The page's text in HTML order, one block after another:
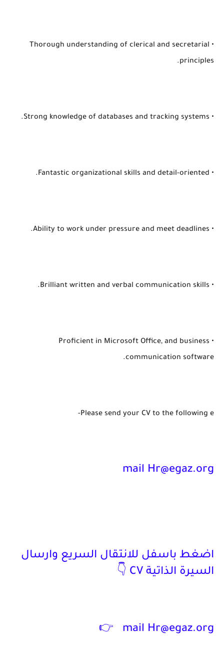
• Thorough understanding of clerical and secretarial
principles.
• Strong knowledge of databases and tracking systems.
• Fantastic organizational skills and detail-oriented.
• Ability to work under pressure and meet deadlines.
• Brilliant written and verbal communication skills.
• Proficient in Microsoft Office, and business
communication software.
Please send your CV to the following e-
mail Hr@egaz.org
اضغط باسفل للانتقال السريع وارسال
السيرة الذاتية CV 👇
mail Hr@egaz.org
👉